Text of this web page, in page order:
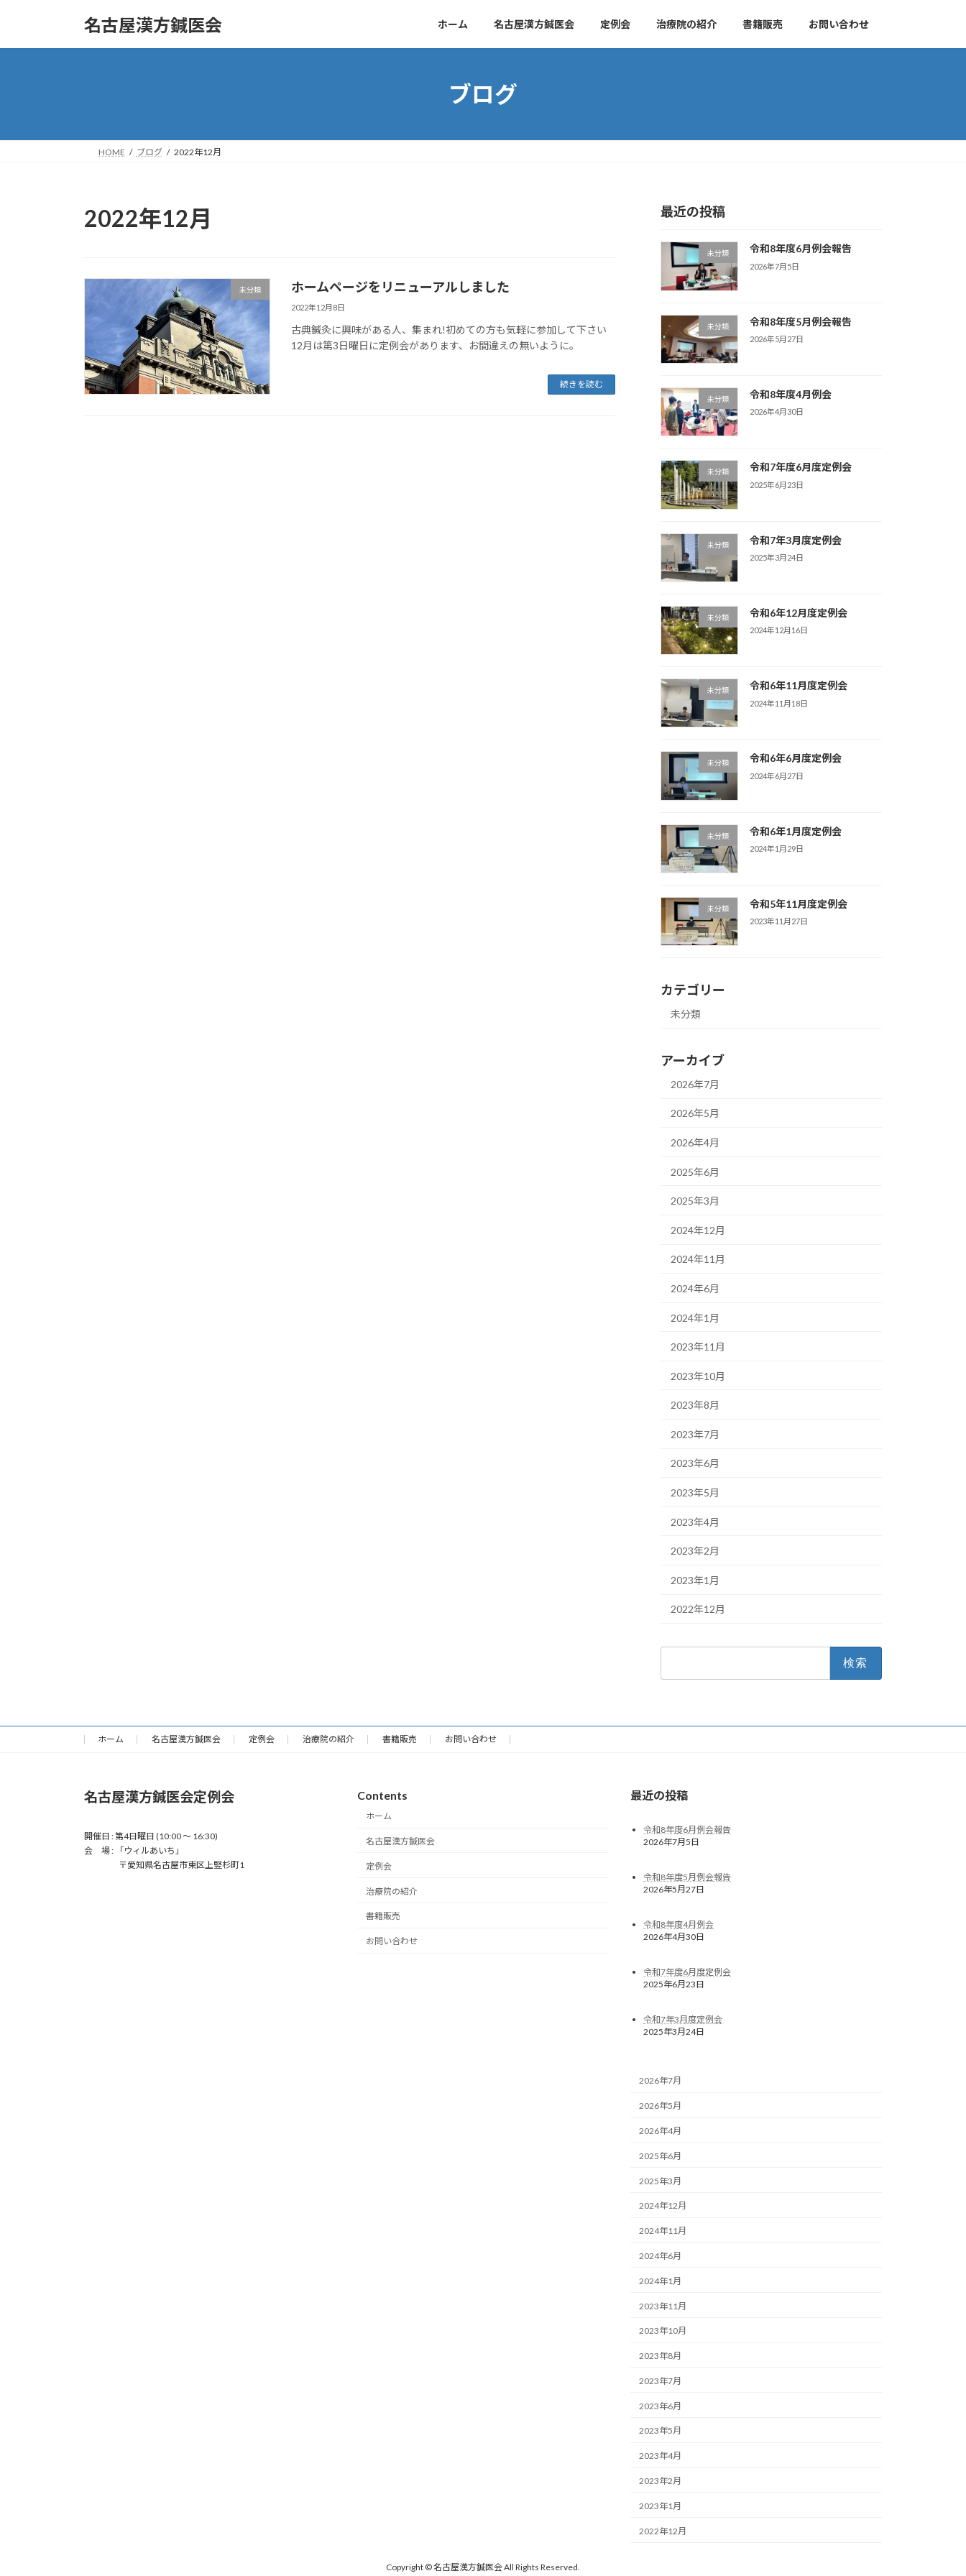
名古屋漢方鍼医会 ホーム 名古屋漢方鍼医会 定例会 治療院の紹介 書籍販売 お問い合わせ
ブログ
HOME ブログ 2022年12月
2022年12月
未分類 ホームページをリニューアルしました
2022年12月8日
古典鍼灸に興味がある人、集まれ!初めての方も気軽に参加して下さい
12月は第3日曜日に定例会があります、お間違えの無いように。
続きを読む
最近の投稿
未分類 令和8年度6月例会報告
2026年7月5日
未分類 令和8年度5月例会報告
2026年5月27日
未分類 令和8年度4月例会
2026年4月30日
未分類 令和7年度6月度定例会
2025年6月23日
未分類 令和7年3月度定例会
2025年3月24日
未分類 令和6年12月度定例会
2024年12月16日
未分類 令和6年11月度定例会
2024年11月18日
未分類 令和6年6月度定例会
2024年6月27日
未分類 令和6年1月度定例会
2024年1月29日
未分類 令和5年11月度定例会
2023年11月27日
カテゴリー
未分類
アーカイブ
2026年7月
2026年5月
2026年4月
2025年6月
2025年3月
2024年12月
2024年11月
2024年6月
2024年1月
2023年11月
2023年10月
2023年8月
2023年7月
2023年6月
2023年5月
2023年4月
2023年2月
2023年1月
2022年12月
ホーム 名古屋漢方鍼医会 定例会 治療院の紹介 書籍販売 お問い合わせ
名古屋漢方鍼医会定例会
開催日 : 第4日曜日 (10:00 〜 16:30)
会 場 : 「ウィルあいち」
〒愛知県名古屋市東区上竪杉町1
Contents
ホーム
名古屋漢方鍼医会
定例会
治療院の紹介
書籍販売
お問い合わせ
最近の投稿
令和8年度6月例会報告
2026年7月5日
令和8年度5月例会報告
2026年5月27日
令和8年度4月例会
2026年4月30日
令和7年度6月度定例会
2025年6月23日
令和7年3月度定例会
2025年3月24日
2026年7月
2026年5月
2026年4月
2025年6月
2025年3月
2024年12月
2024年11月
2024年6月
2024年1月
2023年11月
2023年10月
2023年8月
2023年7月
2023年6月
2023年5月
2023年4月
2023年2月
2023年1月
2022年12月
Copyright © 名古屋漢方鍼医会 All Rights Reserved.